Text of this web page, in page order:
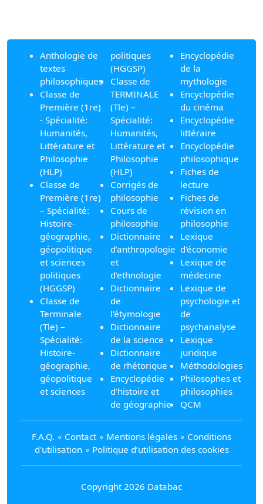
Anthologie de
textes
philosophiques
Classe de
Première (1re)
- Spécialité:
Humanités,
Littérature et
Philosophie
(HLP)
Classe de
Première (1re)
– Spécialité:
Histoire-
géographie,
géopolitique
et sciences
politiques
(HGGSP)
Classe de
Terminale
(Tle) –
Spécialité:
Histoire-
géographie,
géopolitique
et sciences
politiques
(HGGSP)
Classe de
TERMINALE
(Tle) –
Spécialité:
Humanités,
Littérature et
Philosophie
(HLP)
Corrigés de
philosophie
Cours de
philosophie
Dictionnaire
d'anthropologie
et
d'ethnologie
Dictionnaire
de
l'étymologie
Dictionnaire
de la science
Dictionnaire
de rhétorique
Encyclopédie
d'histoire et
de géographie
Encyclopédie
de la
mythologie
Encyclopédie
du cinéma
Encyclopédie
littéraire
Encyclopédie
philosophique
Fiches de
lecture
Fiches de
révision en
philosophie
Lexique
d'économie
Lexique de
médecine
Lexique de
psychologie et
de
psychanalyse
Lexique
juridique
Méthodologies
Philosophes et
philosophies
QCM
F.A.Q. ∘ Contact∘ Mentions légales ∘ Conditions
d'utilisation∘ Politique d’utilisation des cookies
Copyright 2026 Databac